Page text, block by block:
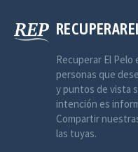
Recuperar El
personas que
y puntos de vista
intención es
Compartir
las tuyas.